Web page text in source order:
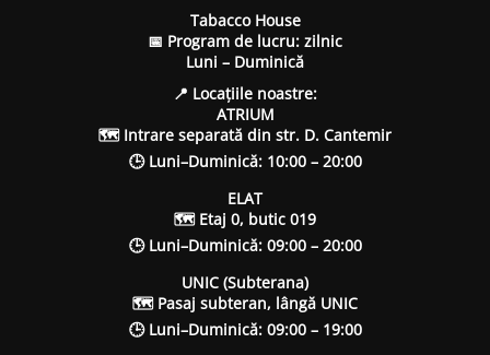
Tabacco House
📅 Program de lucru: zilnic
Luni – Duminică
📍 Locațiile noastre:
ATRIUM
🗺 Intrare separată din str. D. Cantemir
🕒 Luni–Duminică: 10:00 – 20:00
ELAT
🗺 Etaj 0, butic 019
🕒 Luni–Duminică: 09:00 – 20:00
UNIC (Subterana)
🗺 Pasaj subteran, lângă UNIC
🕒 Luni–Duminică: 09:00 – 19:00